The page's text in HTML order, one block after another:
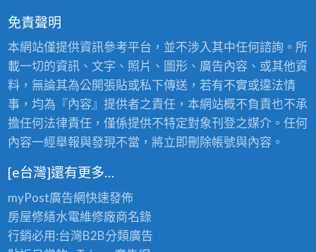
免責聲明
本網站僅提供資訊參考平台，並不涉入其中任何諮詢。所
載一切的資訊、文字、照片、圖形、廣告內容、或其他資
料，無論其為公開張貼或私下傳送，若有不實或違法情
事，均為『內容』提供者之責任，本網站概不負責也不承
擔任何法律責任，僅係提供不特定對象刊登之媒介。任何
內容一經舉報與發現不當，將立即刪除帳號與內容。
[e台灣]還有更多…
myPost廣告網快速發佈
房屋修繕水電維修廠商名錄
行銷必用:台灣B2B分類廣告